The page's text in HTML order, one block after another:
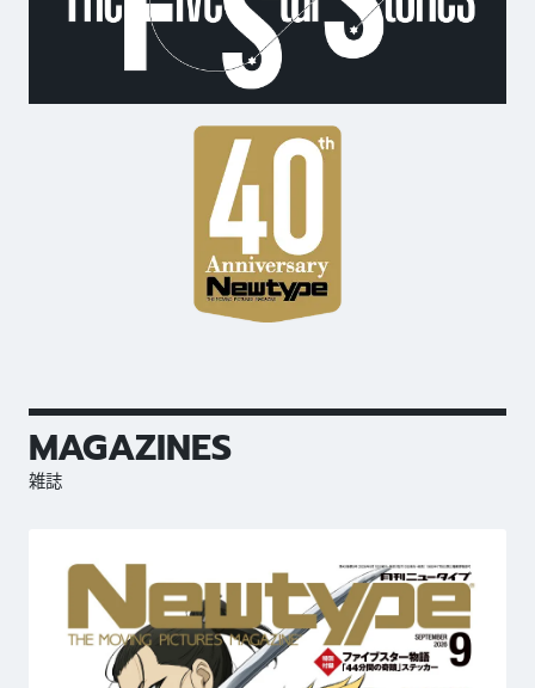
MAGAZINES
雑誌